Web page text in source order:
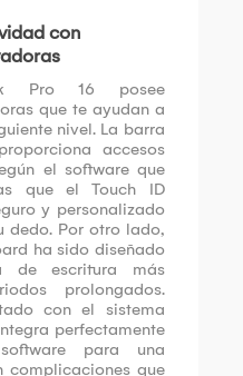
con
Pro 16 posee
que te ayudan a
nivel. La barra
accesos
el software que
que el Touch ID
y personalizado
dedo. Por otro lado,
ha sido diseñado
de escritura más
prolongados.
con el sistema
perfectamente
para una
complicaciones que